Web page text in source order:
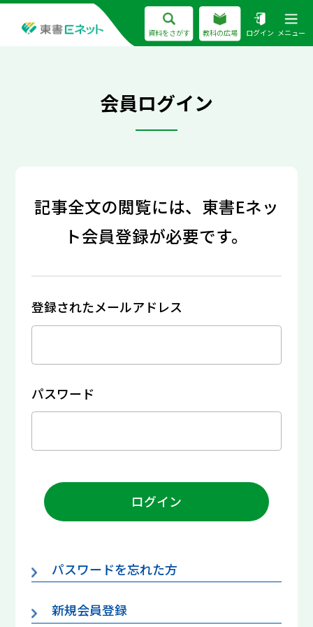
資料をさがす 教科の広場 ログイン メニュー
会員ログイン
記事全文の閲覧には、東書Eネッ
ト会員登録が必要です。
登録されたメールアドレス
パスワード
ログイン
パスワードを忘れた方
新規会員登録